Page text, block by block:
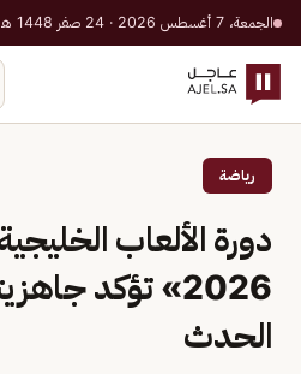
الجمعة، 7 أغسطس 2026 · 24 صفر 1448 هـ
رياضة
دورة الألعاب
2026» تؤكد
الحدث